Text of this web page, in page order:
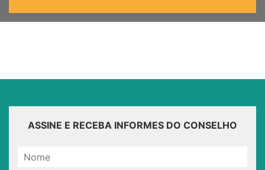
ASSINE E RECEBA INFORMES DO CONSELHO